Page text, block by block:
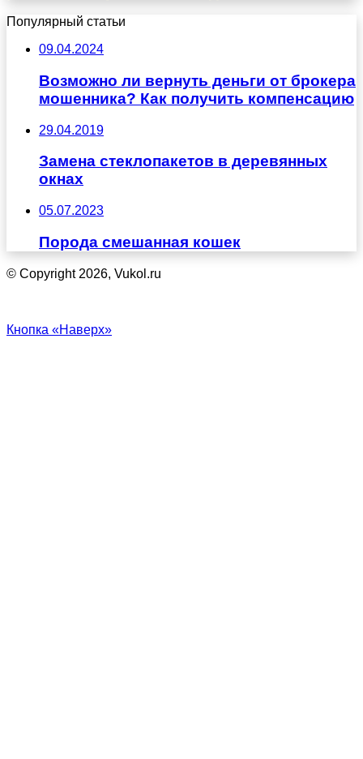
Популярный статьи
09.04.2024
Возможно ли вернуть деньги от брокера
мошенника? Как получить компенсацию
29.04.2019
Замена стеклопакетов в деревянных
окнах
05.07.2023
Порода смешанная кошек
© Copyright 2026, Vukol.ru
Кнопка «Наверх»